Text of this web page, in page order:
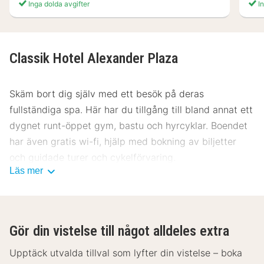
Inga dolda avgifter
Classik Hotel Alexander Plaza
Skäm bort dig själv med ett besök på deras
fullständiga spa. Här har du tillgång till bland annat ett
dygnet runt-öppet gym, bastu och hyrcyklar. Boendet
har även gratis wi-fi, hjälp med bokning av biljetter
och guidade turer och cykelförvaring.
Frukostbuffé serveras på vardagar mellan 06.30 och
10.30 och på helger mellan 07.00 och 11.00 mot en
Läs mer
Gör din vistelse till något alldeles extra
Upptäck utvalda tillval som lyfter din vistelse – boka